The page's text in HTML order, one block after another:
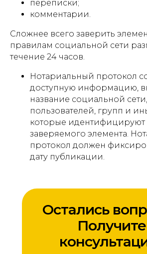
переписки;
комментарии.
Сложнее всего заверить
правилам социальной сети
течение 24 часов.
Нотариальный протокол
доступную информацию,
название социальной
пользователей, групп и
которые идентифицируют
заверяемого элемента.
протокол должен
дату публикации.
Остались
Получите